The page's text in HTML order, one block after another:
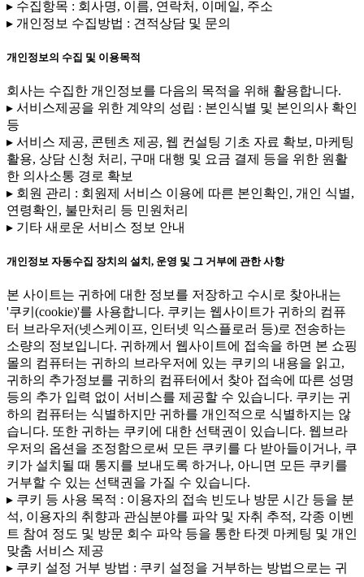
▸ 수집항목 : 회사명, 이름, 연락처, 이메일, 주소
▸ 개인정보 수집방법 : 견적상담 및 문의
개인정보의 수집 및 이용목적
회사는 수집한 개인정보를 다음의 목적을 위해 활용합니다.
▸ 서비스제공을 위한 계약의 성립 : 본인식별 및 본인의사 확인
등
▸ 서비스 제공, 콘텐츠 제공, 웹 컨설팅 기초 자료 확보, 마케팅
활용, 상담 신청 처리, 구매 대행 및 요금 결제 등을 위한 원활
한 의사소통 경로 확보
▸ 회원 관리 : 회원제 서비스 이용에 따른 본인확인, 개인 식별,
연령확인, 불만처리 등 민원처리
▸ 기타 새로운 서비스 정보 안내
개인정보 자동수집 장치의 설치, 운영 및 그 거부에 관한 사항
본 사이트는 귀하에 대한 정보를 저장하고 수시로 찾아내는
'쿠키(cookie)'를 사용합니다. 쿠키는 웹사이트가 귀하의 컴퓨
터 브라우저(넷스케이프, 인터넷 익스플로러 등)로 전송하는
소량의 정보입니다. 귀하께서 웹사이트에 접속을 하면 본 쇼핑
몰의 컴퓨터는 귀하의 브라우저에 있는 쿠키의 내용을 읽고,
귀하의 추가정보를 귀하의 컴퓨터에서 찾아 접속에 따른 성명
등의 추가 입력 없이 서비스를 제공할 수 있습니다. 쿠키는 귀
하의 컴퓨터는 식별하지만 귀하를 개인적으로 식별하지는 않
습니다. 또한 귀하는 쿠키에 대한 선택권이 있습니다. 웹브라
우저의 옵션을 조정함으로써 모든 쿠키를 다 받아들이거나, 쿠
키가 설치될 때 통지를 보내도록 하거나, 아니면 모든 쿠키를
거부할 수 있는 선택권을 가질 수 있습니다.
▸ 쿠키 등 사용 목적 : 이용자의 접속 빈도나 방문 시간 등을 분
석, 이용자의 취향과 관심분야를 파악 및 자취 추적, 각종 이벤
트 참여 정도 및 방문 회수 파악 등을 통한 타겟 마케팅 및 개인
맞춤 서비스 제공
▸ 쿠키 설정 거부 방법 : 쿠키 설정을 거부하는 방법으로는 귀